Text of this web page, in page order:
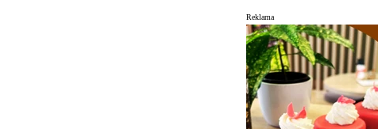
Reklama